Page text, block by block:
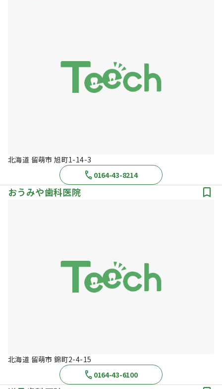
北海道 留萌市 旭町1-14-3
0164-43-8214
おうみや歯科医院
北海道 留萌市 錦町2-4-15
0164-43-6100